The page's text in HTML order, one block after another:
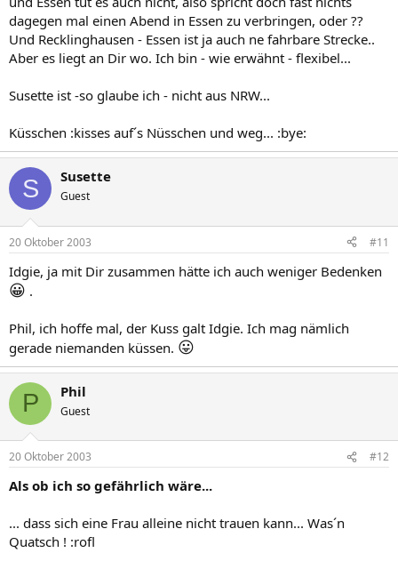
dagegen mal einen Abend in Essen zu verbringen, oder ??
Und Recklinghausen - Essen ist ja auch ne fahrbare Strecke..
Aber es liegt an Dir wo. Ich bin - wie erwähnt - flexibel...
Susette ist -so glaube ich - nicht aus NRW...
Küsschen :kisses auf´s Nüsschen und weg... :bye:
S Susette
Guest
20 Oktober 2003 #11
Idgie, ja mit Dir zusammen hätte ich auch weniger Bedenken
😀 .
Phil, ich hoffe mal, der Kuss galt Idgie. Ich mag nämlich
gerade niemanden küssen. 😛
P Phil
Guest
20 Oktober 2003 #12
Als ob ich so gefährlich wäre...
... dass sich eine Frau alleine nicht trauen kann... Was´n
Quatsch ! :rofl